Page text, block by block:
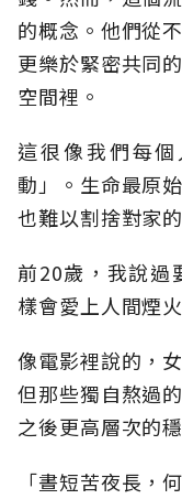
的概念。他們從
更樂於緊密共同
空間裡。
這很像我們每
動」。生命最原
也難以割捨對家
前20歲，我說過
樣會愛上人間煙火
像電影裡說的，
但那些獨自熬過
之後更高層次的
「晝短苦夜長，